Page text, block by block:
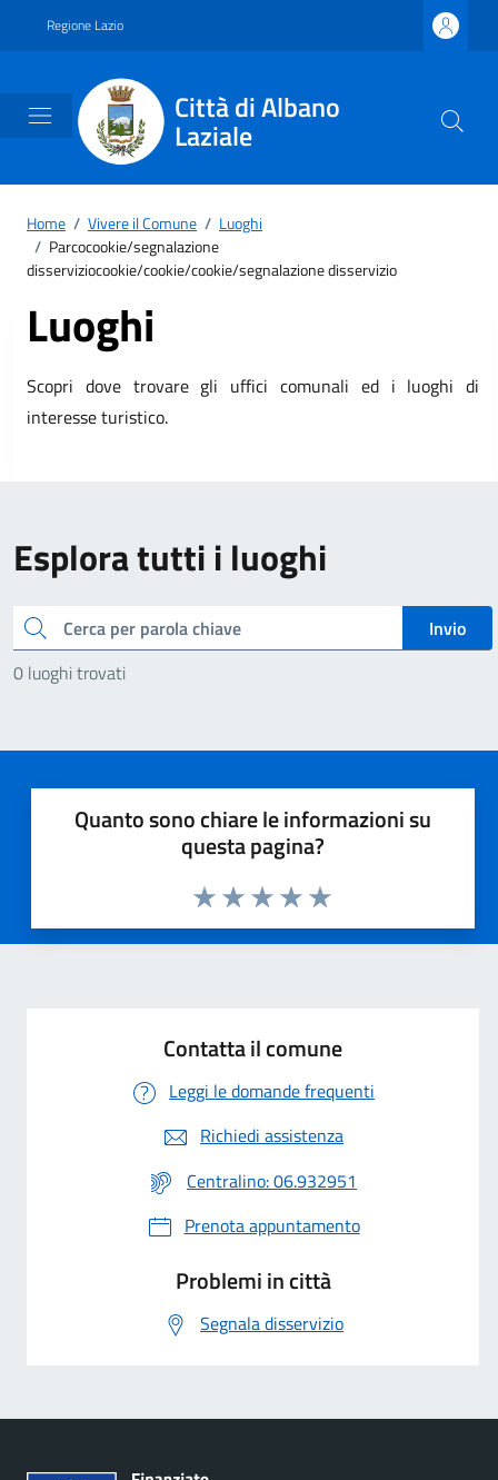
Regione Lazio
Città di Albano
Laziale
Home / Vivere il Comune / Luoghi
/ Parcocookie/segnalazione
disserviziocookie/cookie/cookie/segnalazione disservizio
Luoghi
Scopri dove trovare gli uffici comunali ed i luoghi di
interesse turistico.
Esplora tutti i luoghi
Cerca
Invio
0 luoghi trovati
Quanto sono chiare le informazioni su
questa pagina?
Valuta 5 stelle su 5
Valuta 4 stelle su 5
Valuta 3 stelle su 5
Valuta 2 stelle su 5
Valuta 1 stelle su 5
Contatta il comune
Leggi le domande frequenti
Richiedi assistenza
Centralino: 06.932951
Prenota appuntamento
Problemi in città
Segnala disservizio